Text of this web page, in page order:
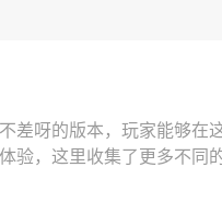
差呀的版本，玩家能够在
验，这里收集了更多不同